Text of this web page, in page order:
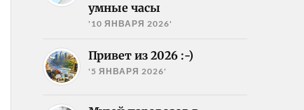
умные часы
'10 ЯНВАРЯ 2026'
Привет из 2026 :-)
'5 ЯНВАРЯ 2026'